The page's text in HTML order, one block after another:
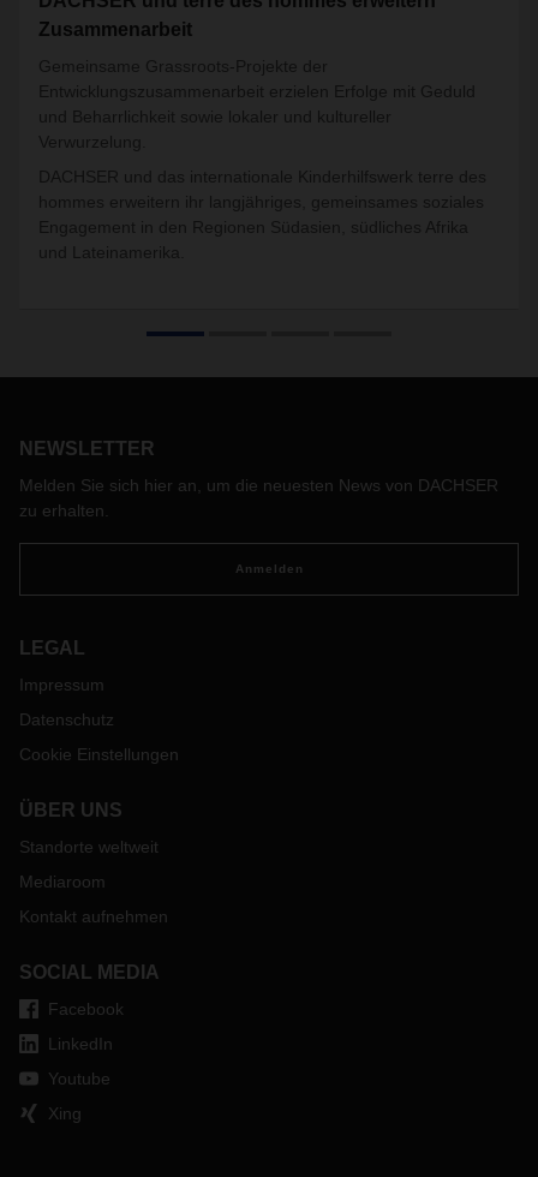
Zusammenarbeit
Gemeinsame Grassroots-Projekte der
Entwicklungszusammenarbeit erzielen Erfolge mit Geduld
und Beharrlichkeit sowie lokaler und kultureller
Verwurzelung.
DACHSER und das internationale Kinderhilfswerk terre des
hommes erweitern ihr langjähriges, gemeinsames soziales
Engagement in den Regionen Südasien, südliches Afrika
und Lateinamerika.
NEWSLETTER
Melden Sie sich hier an, um die neuesten News von DACHSER
zu erhalten.
Anmelden
LEGAL
Impressum
Datenschutz
Cookie Einstellungen
ÜBER UNS
Standorte weltweit
Mediaroom
Kontakt aufnehmen
SOCIAL MEDIA
Facebook
LinkedIn
Youtube
Xing